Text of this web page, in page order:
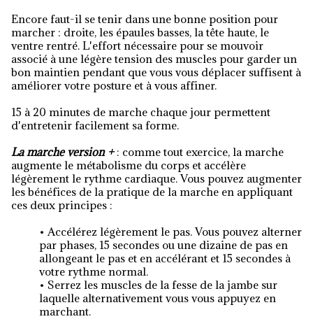
Encore faut-il se tenir dans une bonne position pour
marcher : droite, les épaules basses, la tête haute, le
ventre rentré. L'effort nécessaire pour se mouvoir
associé à une légère tension des muscles pour garder un
bon maintien pendant que vous vous déplacer suffisent à
améliorer votre posture et à vous affiner.
15 à 20 minutes de marche chaque jour permettent
d'entretenir facilement sa forme.
La marche version +: comme tout exercice, la marche
augmente le métabolisme du corps et accélère
légèrement le rythme cardiaque. Vous pouvez augmenter
les bénéfices de la pratique de la marche en appliquant
ces deux principes :
• Accélérez légèrement le pas. Vous pouvez alterner
par phases, 15 secondes ou une dizaine de pas en
allongeant le pas et en accélérant et 15 secondes à
votre rythme normal.
• Serrez les muscles de la fesse de la jambe sur
laquelle alternativement vous vous appuyez en
marchant.